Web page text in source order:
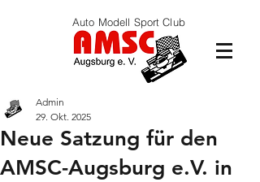
Auto Modell Sport Club
Neue Satzung für den
AMSC-Augsburg e.V. in
Admin
29. Okt. 2025